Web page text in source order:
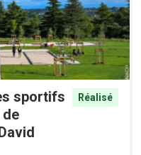
sportifs
Réalisé